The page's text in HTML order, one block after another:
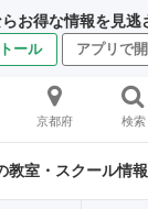
お得な情報を見逃
ール アプリで開
京都府 検索
教室・スクール情報